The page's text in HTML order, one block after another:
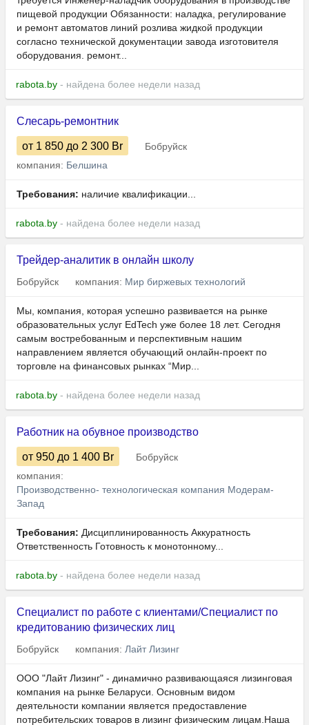
пищевой продукции Обязанности: наладка, регулирование
и ремонт автоматов линий розлива жидкой продукции
согласно технической документации завода изготовителя
оборудования. ремонт...
rabota.by - найдена более недели назад
Слесарь-ремонтник
от 1 850 до 2 300 Br
Бобруйск
компания: Белшина
Требования: наличие квалификации...
rabota.by - найдена более недели назад
Трейдер-аналитик в онлайн школу
Бобруйск компания: Мир биржевых технологий
Мы, компания, которая успешно развивается на рынке
образовательных услуг EdTech уже более 18 лет. Сегодня
самым востребованным и перспективным нашим
направлением является обучающий онлайн-проект по
торговле на финансовых рынках “Мир...
rabota.by - найдена более недели назад
Работник на обувное производство
от 950 до 1 400 Br
Бобруйск
компания:
Производственно- технологическая компания Модерам-
Запад
Требования: Дисциплинированность Аккуратность
Ответственность Готовность к монотонному...
rabota.by - найдена более недели назад
Специалист по работе с клиентами/Специалист по
кредитованию физических лиц
Бобруйск компания: Лайт Лизинг
ООО "Лайт Лизинг" - динамично развивающаяся лизинговая
компания на рынке Беларуси. Основным видом
деятельности компании является предоставление
потребительских товаров в лизинг физическим лицам.Наша